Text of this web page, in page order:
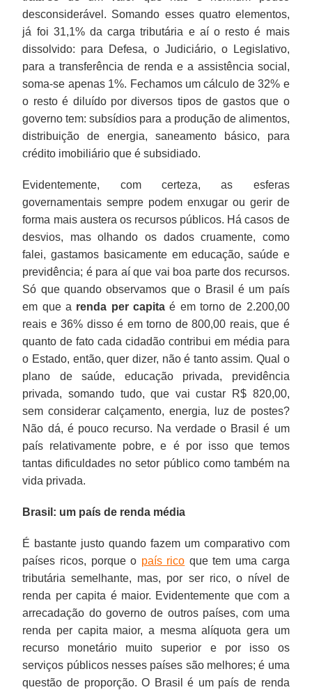
desconsiderável. Somando esses quatro elementos,
já foi 31,1% da carga tributária e aí o resto é mais
dissolvido: para Defesa, o Judiciário, o Legislativo,
para a transferência de renda e a assistência social,
soma-se apenas 1%. Fechamos um cálculo de 32% e
o resto é diluído por diversos tipos de gastos que o
governo tem: subsídios para a produção de alimentos,
distribuição de energia, saneamento básico, para
crédito imobiliário que é subsidiado.
Evidentemente, com certeza, as esferas
governamentais sempre podem enxugar ou gerir de
forma mais austera os recursos públicos. Há casos de
desvios, mas olhando os dados cruamente, como
falei, gastamos basicamente em educação, saúde e
previdência; é para aí que vai boa parte dos recursos.
Só que quando observamos que o Brasil é um país
em que a renda per capita é em torno de 2.200,00
reais e 36% disso é em torno de 800,00 reais, que é
quanto de fato cada cidadão contribui em média para
o Estado, então, quer dizer, não é tanto assim. Qual o
plano de saúde, educação privada, previdência
privada, somando tudo, que vai custar R$ 820,00,
sem considerar calçamento, energia, luz de postes?
Não dá, é pouco recurso. Na verdade o Brasil é um
país relativamente pobre, e é por isso que temos
tantas dificuldades no setor público como também na
vida privada.
Brasil: um país de renda média
É bastante justo quando fazem um comparativo com
países ricos, porque o país rico que tem uma carga
tributária semelhante, mas, por ser rico, o nível de
renda per capita é maior. Evidentemente que com a
arrecadação do governo de outros países, com uma
renda per capita maior, a mesma alíquota gera um
recurso monetário muito superior e por isso os
serviços públicos nesses países são melhores; é uma
questão de proporção. O Brasil é um país de renda